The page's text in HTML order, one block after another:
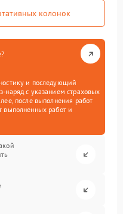
колонок
и последующий
наряд с указанием страховых
после выполнения работ
выполненных работ и